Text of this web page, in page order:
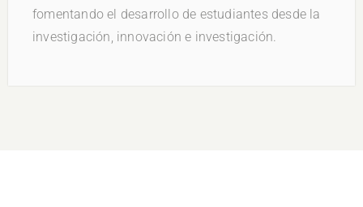
fomentando el desarrollo de estudiantes desde la
investigación, innovación e investigación.